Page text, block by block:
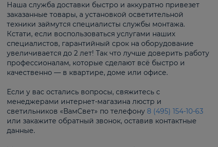
Наша служба доставки быстро и аккуратно привезет
заказанные товары, а установкой осветительной
техники займутся специалисты службы монтажа.
Кстати, если воспользоваться услугами наших
специалистов, гарантийный срок на оборудование
увеличивается до 2 лет! Так что лучше доверить работу
профессионалам, которые сделают всё быстро и
качественно — в квартире, доме или офисе.
Если у вас остались вопросы, свяжитесь с
менеджерами интернет-магазина люстр и
светильников «ВамСвет» по телефону 8 (495) 154-10-63
или закажите обратный звонок, оставив контактные
данные.